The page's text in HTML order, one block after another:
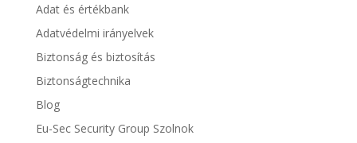
Adat és értékbank
Adatvédelmi irányelvek
Biztonság és biztosítás
Biztonságtechnika
Blog
Eu-Sec Security Group Szolnok